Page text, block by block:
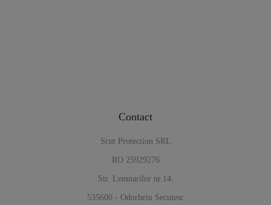
Contact
Scut Protection SRL
RO 25929276
Str. Lemnarilor nr.14.
535600 - Odorheiu Secuiesc